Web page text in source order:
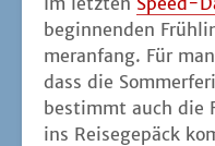
begin­nen­den
mer­an­fang. Für
dass die
bestimmt auch die
ins Rei­se­ge­päck